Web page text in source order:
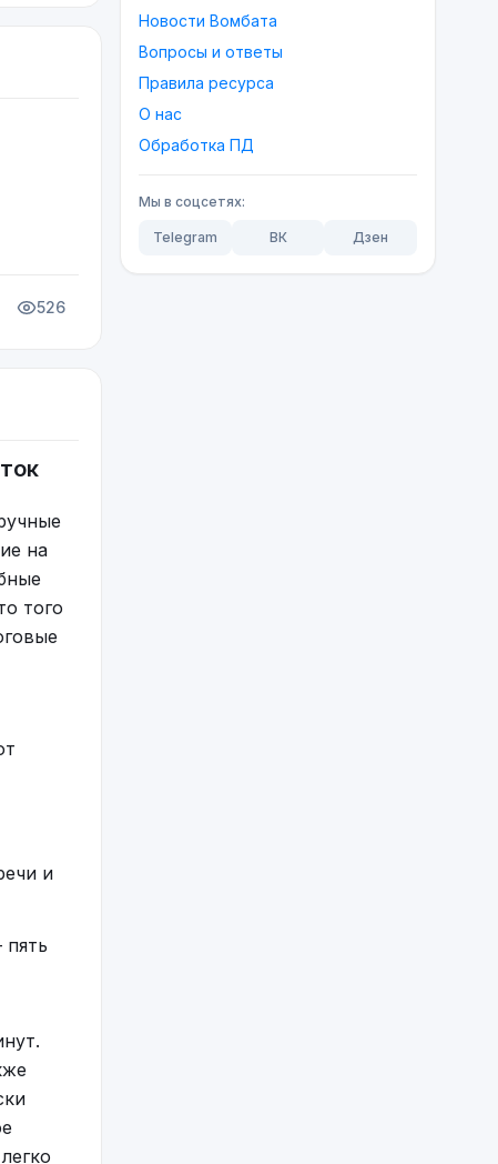
из
вот
в
526
на
того
и
Новости Вомбата
Вопросы и ответы
Правила ресурса
О нас
Обработка ПД
Мы в соцсетях:
Telegram ВК Дзен